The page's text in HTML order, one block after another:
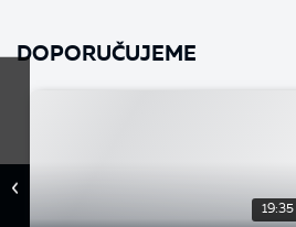
DOPORUČUJEME
19:35